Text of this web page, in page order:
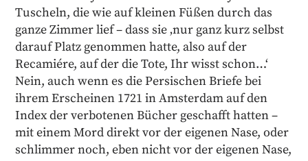
Tuscheln, die wie auf kleinen Füßen durch das
ganze Zimmer lief – dass sie ‚nur ganz kurz selbst
darauf Platz genommen hatte, also auf der
Recamiére, auf der die Tote, Ihr wisst schon…‘
Nein, auch wenn es die Persischen Briefe bei
ihrem Erscheinen 1721 in Amsterdam auf den
Index der verbotenen Bücher geschafft hatten –
mit einem Mord direkt vor der eigenen Nase, oder
schlimmer noch, eben nicht vor der eigenen Nase,